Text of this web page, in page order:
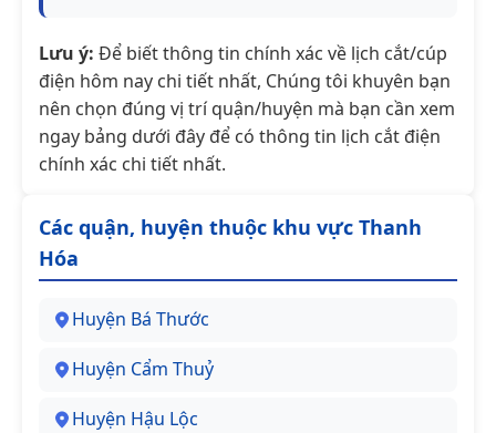
Lưu ý: Để biết thông tin chính xác về lịch cắt/cúp
điện hôm nay chi tiết nhất, Chúng tôi khuyên bạn
nên chọn đúng vị trí quận/huyện mà bạn cần xem
ngay bảng dưới đây để có thông tin lịch cắt điện
chính xác chi tiết nhất.
Các quận, huyện thuộc khu vực Thanh
Hóa
Huyện Bá Thước
Huyện Cẩm Thuỷ
Huyện Hậu Lộc